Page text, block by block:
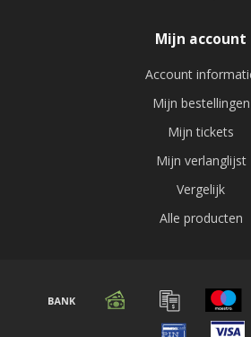
Mijn account
Account
Mijn bestellingen
Mijn tickets
Mijn verlanglijst
Vergelijk
Alle producten